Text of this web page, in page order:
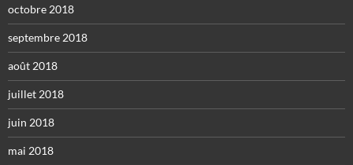
octobre 2018
septembre 2018
août 2018
juillet 2018
juin 2018
mai 2018